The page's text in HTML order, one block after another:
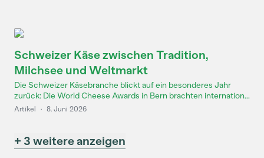
Schweizer Käse zwischen Tradition,
Milchsee und Weltmarkt
Die Schweizer Käsebranche blickt auf ein besonderes Jahr
zurück: Die World Cheese Awards in Bern brachten internation...
Artikel · 8. Juni 2026
+ 3 weitere anzeigen